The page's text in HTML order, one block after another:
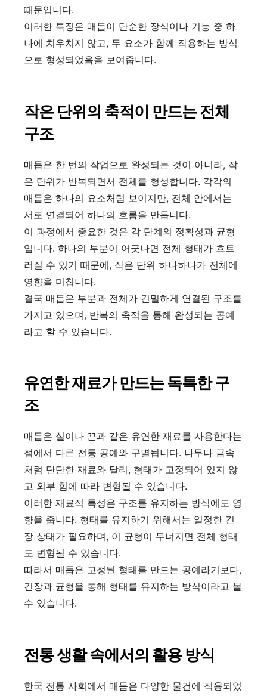
때문입니다.
이러한 특징은 매듭이 단순한 장식이나 기능 중 하
나에 치우치지 않고, 두 요소가 함께 작용하는 방식
으로 형성되었음을 보여줍니다.
작은 단위의 축적이 만드는 전체
구조
매듭은 한 번의 작업으로 완성되는 것이 아니라, 작
은 단위가 반복되면서 전체를 형성합니다. 각각의
매듭은 하나의 요소처럼 보이지만, 전체 안에서는
서로 연결되어 하나의 흐름을 만듭니다.
이 과정에서 중요한 것은 각 단계의 정확성과 균형
입니다. 하나의 부분이 어긋나면 전체 형태가 흐트
러질 수 있기 때문에, 작은 단위 하나하나가 전체에
영향을 미칩니다.
결국 매듭은 부분과 전체가 긴밀하게 연결된 구조를
가지고 있으며, 반복의 축적을 통해 완성되는 공예
라고 할 수 있습니다.
유연한 재료가 만드는 독특한 구
조
매듭은 실이나 끈과 같은 유연한 재료를 사용한다는
점에서 다른 전통 공예와 구별됩니다. 나무나 금속
처럼 단단한 재료와 달리, 형태가 고정되어 있지 않
고 외부 힘에 따라 변형될 수 있습니다.
이러한 재료적 특성은 구조를 유지하는 방식에도 영
향을 줍니다. 형태를 유지하기 위해서는 일정한 긴
장 상태가 필요하며, 이 균형이 무너지면 전체 형태
도 변형될 수 있습니다.
따라서 매듭은 고정된 형태를 만드는 공예라기보다,
긴장과 균형을 통해 형태를 유지하는 방식이라고 볼
수 있습니다.
전통 생활 속에서의 활용 방식
한국 전통 사회에서 매듭은 다양한 물건에 적용되었